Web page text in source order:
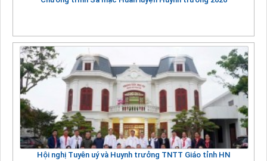
Hội nghị Tuyên uý và Huynh trưởng TNTT Giáo tỉnh HN